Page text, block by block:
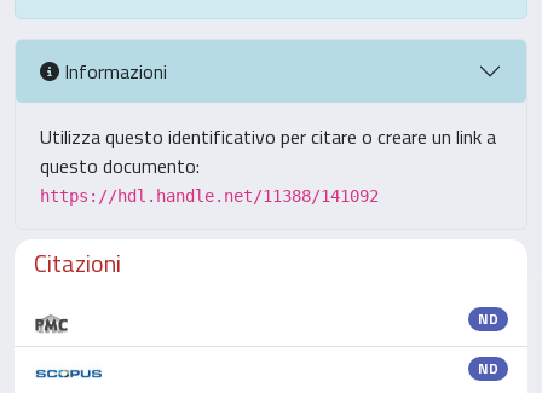
Informazioni
Utilizza questo identificativo per citare o creare un link a
questo documento:
https://hdl.handle.net/11388/141092
Citazioni
ND
ND